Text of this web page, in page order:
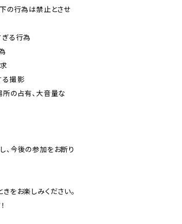
の行為は禁止とさせ
ぎる行為
る撮影
所の占有、大音量な
、今後の参加をお断り
をお楽しみください。